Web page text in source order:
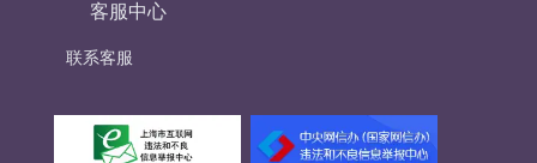
客服中心
联系客服